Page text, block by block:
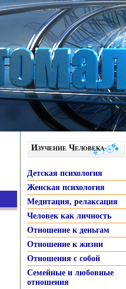
Изучение Человека
Детская психология
Женская психология
Медитация, релаксация
Человек как личность
Отношение к деньгам
Отношение к жизни
Отношения с собой
Семейные и любовные
отношения